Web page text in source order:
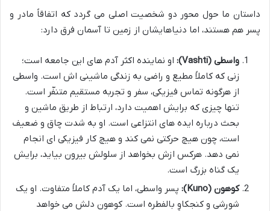
داستان ما حول محور دو شخصیت اصلی می گردد که اتفاقاً مادر و
پسر هم هستند، اما دنیاهایشان از زمین تا آسمان فرق دارد:
واسطی (Vashti):
او نماینده اکثر آدم های این جامعه است؛
زنی که کاملاً مطیع و راضی به زندگی ماشینی اش است. واسطی
از هرگونه تماس فیزیکی، سفر و تجربه مستقیم متنفّر است.
تنها چیزی که برایش اهمیت دارد، ارتباط از طریق ماشین و
بحث درباره ایده های انتزاعی است. او به شدت چاق و ضعیف
است، چون هیچ حرکتی نمی کند و هیچ کار فیزیکی ای انجام
نمی دهد. هرکس ازش بخواهد از سلولش بیرون بیاید، برایش
یک گناه بزرگ است.
کوهون (Kuno):
پسر واسطی، اما یک آدم کاملاً متفاوت. او یک
شورشی و کنجکاوِ بالفطره است. کوهون دلش می خواهد